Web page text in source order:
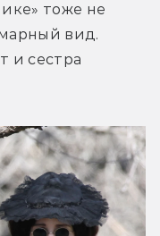
тоже не
вид.
и сестра